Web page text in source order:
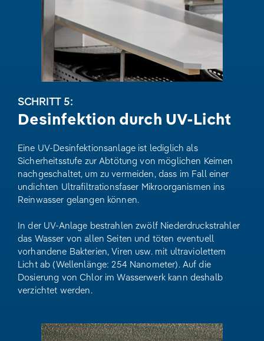
SCHRITT 5:
Desinfektion durch UV-Licht
Eine UV-Desinfektionsanlage ist lediglich als
Sicherheitsstufe zur Abtötung von möglichen Keimen
nachgeschaltet, um zu vermeiden, dass im Fall einer
undichten Ultrafiltrationsfaser Mikroorganismen ins
Reinwasser gelangen können.
In der UV-Anlage bestrahlen zwölf Niederdruckstrahler
das Wasser von allen Seiten und töten eventuell
vorhandene Bakterien, Viren usw. mit ultraviolettem
Licht ab (Wellenlänge: 254 Nanometer). Auf die
Dosierung von Chlor im Wasserwerk kann deshalb
verzichtet werden.